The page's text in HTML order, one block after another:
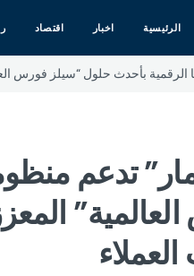
الرئيسية اخبار اقتصاد
الرقمية بأحدث حلول “سيلز فورس
تدعم